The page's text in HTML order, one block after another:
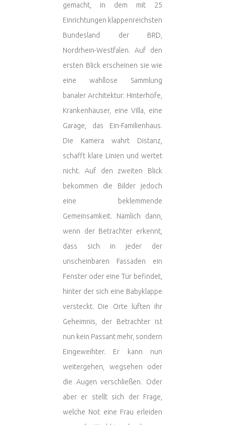
gemacht, in dem mit 25
Einrichtungen klappenreichsten
Bundesland der BRD,
Nordrhein-Westfalen. Auf den
ersten Blick erscheinen sie wie
eine wahllose Sammlung
banaler Architektur: Hinterhöfe,
Krankenhäuser, eine Villa, eine
Garage, das Ein-Familienhaus.
Die Kamera wahrt Distanz,
schafft klare Linien und wertet
nicht. Auf den zweiten Blick
bekommen die Bilder jedoch
eine beklemmende
Gemeinsamkeit. Nämlich dann,
wenn der Betrachter erkennt,
dass sich in jeder der
unscheinbaren Fassaden ein
Fenster oder eine Tür befindet,
hinter der sich eine Babyklappe
versteckt. Die Orte lüften ihr
Geheimnis, der Betrachter ist
nun kein Passant mehr, sondern
Eingeweihter. Er kann nun
weitergehen, wegsehen oder
die Augen verschließen. Oder
aber er stellt sich der Frage,
welche Not eine Frau erleiden